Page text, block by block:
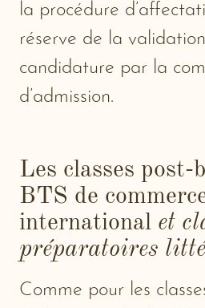
la procédure
réserve de la
candidature par la
d’admission.
Les classes post-
BTS de
international et
préparatoires
Comme pour les